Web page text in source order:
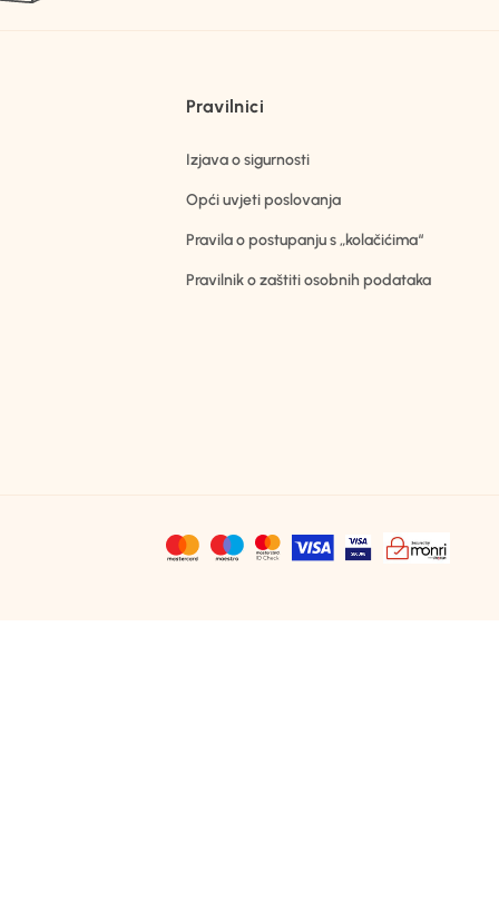
Pravilnici
Izjava o sigurnosti
Opći uvjeti poslovanja
Pravila o postupanju s „kolačićima“
Pravilnik o zaštiti osobnih podataka